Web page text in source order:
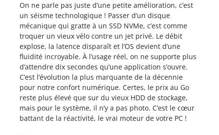
On ne parle pas juste d’une petite amélioration, c’est
un séisme technologique ! Passer d’un disque
mécanique qui gratte à un SSD NVMe, c’est comme
troquer un vieux vélo contre un jet privé. Le débit
explose, la latence disparaît et l’OS devient d’une
fluidité incroyable. À l’usage réel, on ne supporte plus
d’attendre dix secondes qu’une application s’ouvre.
C’est l’évolution la plus marquante de la décennie
pour notre confort numérique. Certes, le prix au Go
reste plus élevé que sur du vieux HDD de stockage,
mais pour le système, il n’y a pas photo. C’est le cœur
battant de la réactivité, le vrai moteur de votre PC !